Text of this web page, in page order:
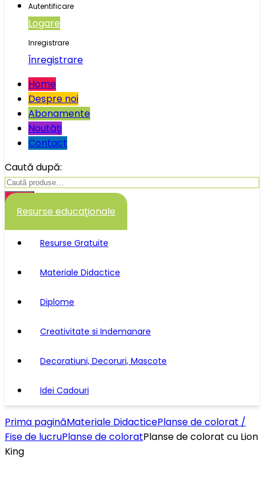
Autentificare
Logare
Inregistrare
Înregistrare
Home
Despre noi
Abonamente
Noutăţi
Contact
Caută după:
Caută
Resurse educaţionale
Resurse Gratuite
Materiale Didactice
Diplome
Creativitate si Indemanare
Decoratiuni, Decoruri, Mascote
Idei Cadouri
Prima paginăMateriale DidacticePlanse de colorat /
Fise de lucruPlanse de coloratPlanse de colorat cu Lion
King